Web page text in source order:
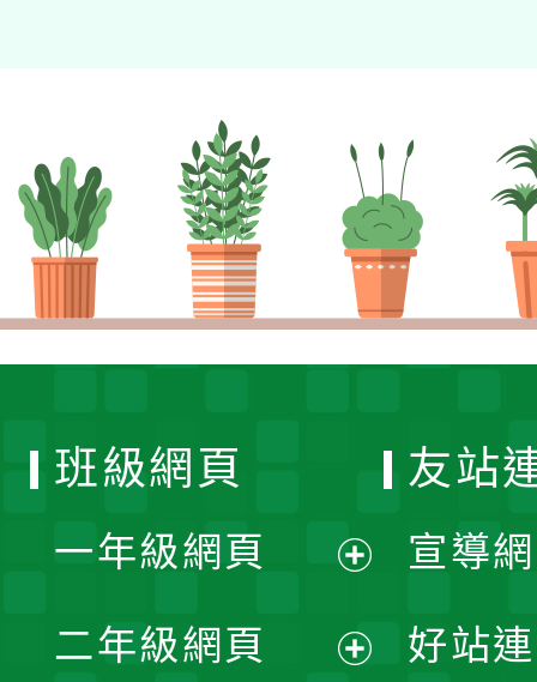
班級網頁
一年級網頁
二年級網頁
友站
宣導
好站